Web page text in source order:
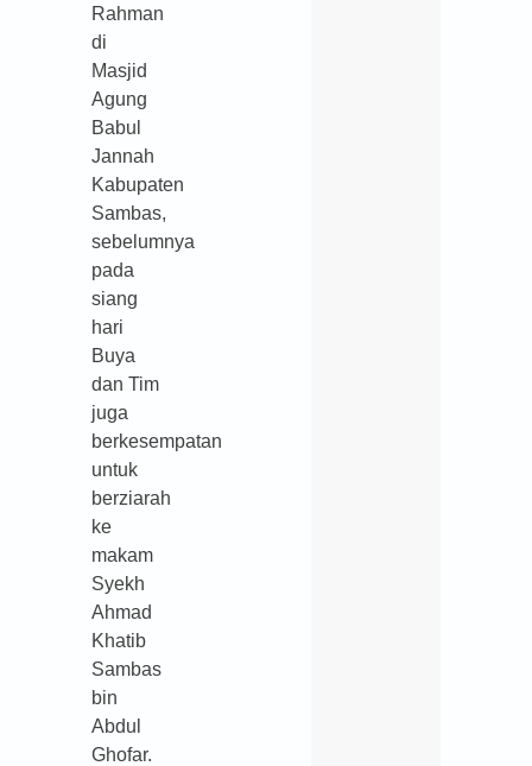
Rahman
di
Masjid
Agung
Babul
Jannah
Kabupaten
Sambas,
sebelumnya
pada
siang
hari
Buya
dan Tim
juga
berkesempatan
untuk
berziarah
ke
makam
Syekh
Ahmad
Khatib
Sambas
bin
Abdul
Ghofar.